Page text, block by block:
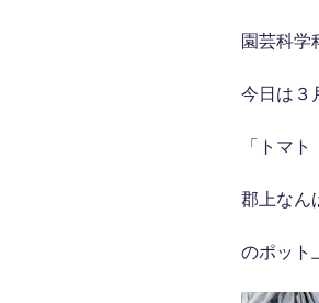
園芸科学
今日は３
「トマ
郡上なん
のポット